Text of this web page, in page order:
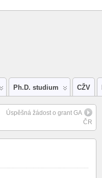
Ph.D. studium CŽV
Úspěšná žádost o grant GA
ČR